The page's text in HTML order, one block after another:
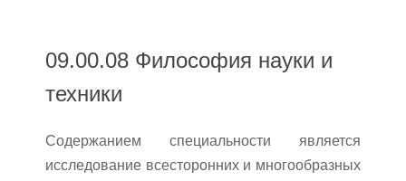
09.00.08 Философия науки и
техники
Содержанием специальности является
исследование всесторонних и многообразных